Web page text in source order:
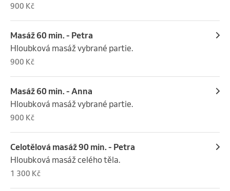
900 Kč
Masáž 60 min. - Petra
Hloubková masáž vybrané partie.
900 Kč
Masáž 60 min. - Anna
Hloubková masáž vybrané partie.
900 Kč
Celotělová masáž 90 min. - Petra
Hloubková masáž celého těla.
1 300 Kč